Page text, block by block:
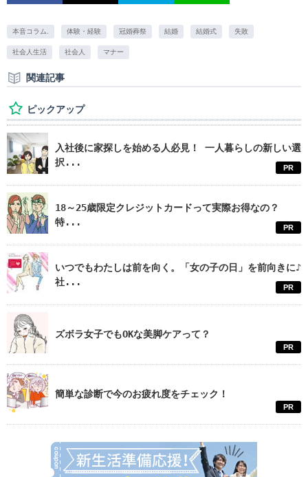
本音コラム. 体験・経験 冠婚葬祭 結婚 結婚式 失敗
社会人生活 社会人 マナー
関連記事
ピックアップ
入社後に家探しを始める人必見！ 一人暮らしの新しい選
択...
PR
18～25歳限定クレジットカードって実際お得なの？
特...
PR
いつでもわたしは前を向く。「女の子の日」を前向きに♪
社...
PR
ズボラ女子でもOKな美脚ケアって？
PR
簡単な診断で今のお疲れ度をチェック！
PR